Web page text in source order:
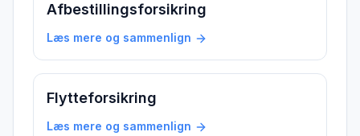
Afbestillingsforsikring
Læs mere og sammenlign
Flytteforsikring
Læs mere og sammenlign